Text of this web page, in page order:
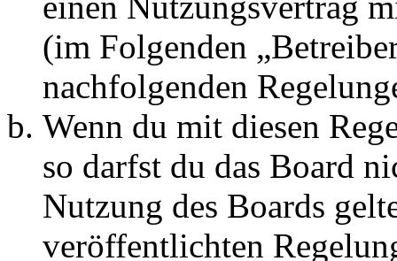
(im Folgenden
nachfolgenden
Wenn du mit diesen
so darfst du das Board
Nutzung des Boards
veröffentlichten